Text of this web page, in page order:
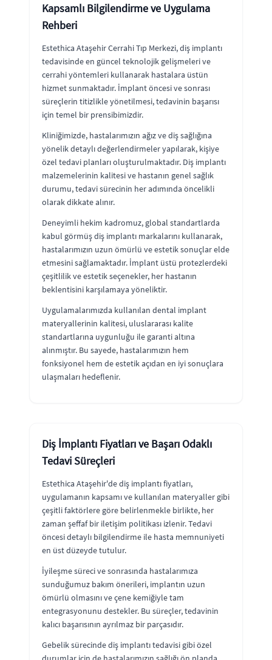
Kapsamlı Bilgilendirme ve Uygulama
Rehberi
Estethica Ataşehir Cerrahi Tıp Merkezi, diş implantı
tedavisinde en güncel teknolojik gelişmeleri ve
cerrahi yöntemleri kullanarak hastalara üstün
hizmet sunmaktadır. İmplant öncesi ve sonrası
süreçlerin titizlikle yönetilmesi, tedavinin başarısı
için temel bir prensibimizdir.
Kliniğimizde, hastalarımızın ağız ve diş sağlığına
yönelik detaylı değerlendirmeler yapılarak, kişiye
özel tedavi planları oluşturulmaktadır. Diş implantı
malzemelerinin kalitesi ve hastanın genel sağlık
durumu, tedavi sürecinin her adımında öncelikli
olarak dikkate alınır.
Deneyimli hekim kadromuz, global standartlarda
kabul görmüş diş implantı markalarını kullanarak,
hastalarımızın uzun ömürlü ve estetik sonuçlar elde
etmesini sağlamaktadır. İmplant üstü protezlerdeki
çeşitlilik ve estetik seçenekler, her hastanın
beklentisini karşılamaya yöneliktir.
Uygulamalarımızda kullanılan dental implant
materyallerinin kalitesi, uluslararası kalite
standartlarına uygunluğu ile garanti altına
alınmıştır. Bu sayede, hastalarımızın hem
fonksiyonel hem de estetik açıdan en iyi sonuçlara
ulaşmaları hedeflenir.
Diş İmplantı Fiyatları ve Başarı Odaklı
Tedavi Süreçleri
Estethica Ataşehir'de diş implantı fiyatları,
uygulamanın kapsamı ve kullanılan materyaller gibi
çeşitli faktörlere göre belirlenmekle birlikte, her
zaman şeffaf bir iletişim politikası izlenir. Tedavi
öncesi detaylı bilgilendirme ile hasta memnuniyeti
en üst düzeyde tutulur.
İyileşme süreci ve sonrasında hastalarımıza
sunduğumuz bakım önerileri, implantın uzun
ömürlü olmasını ve çene kemiğiyle tam
entegrasyonunu destekler. Bu süreçler, tedavinin
kalıcı başarısının ayrılmaz bir parçasıdır.
Gebelik sürecinde diş implantı tedavisi gibi özel